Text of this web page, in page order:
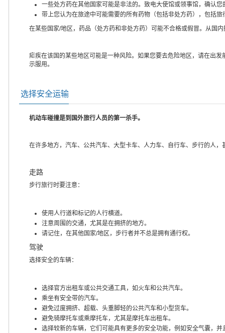
一些处方药在其他国家可能是非法的。致电大使馆或领事馆，确认
带上您认为在旅途中可能需要的所有药物（包括非处方药），包括
在某些国家/地区，药品（处方药和非处方药）可能不合格或假冒。从国
疟疾在该国的某些地区可能是一种风险。如果您要去危险地区，请在出
示服用。
选择安全运输
机动车碰撞是到国外旅行人员的第一杀手。
在许多地方，汽车、公共汽车、大型卡车、人力车、自行车、步行的人
走路
步行旅行时要注意：
使用人行道和标记的人行横道。
注意周围的交通，尤其是在拥挤的地方。
请记住，在其他国家/地区，步行者并不总是拥有通行权。
驾驶
选择安全的车辆：
选择官方出租车或公共交通工具，如火车和公共汽车。
乘坐有安全带的汽车。
避免过度拥挤、超载、头重脚轻的公共汽车和小型货车。
避免骑摩托车或乘摩托车，尤其是摩托车出租车。
选择较新的车辆，它们可能具有更多的安全功能，例如安全气囊，并